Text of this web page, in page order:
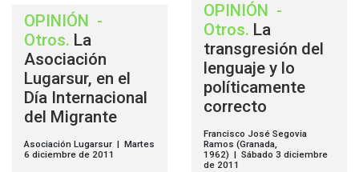
OPINIÓN -
Otros. La
Asociación
Lugarsur, en el
Día Internacional
del Migrante
Asociación Lugarsur | Martes
6 diciembre de 2011
OPINIÓN -
Otros. La
transgresión del
lenguaje y lo
políticamente
correcto
Francisco José Segovia
Ramos (Granada,
1962) | Sábado 3 diciembre
de 2011